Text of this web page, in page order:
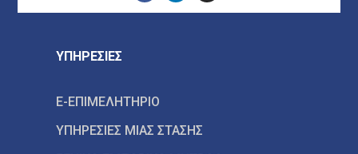
ΥΠΗΡΕΣΙΕΣ
E-ΕΠΙΜΕΛΗΤΗΡΙΟ
ΥΠΗΡΕΣΙΕΣ ΜΙΑΣ ΣΤΑΣΗΣ